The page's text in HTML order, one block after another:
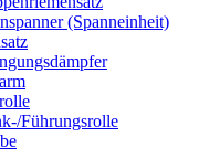
(Spanneinheit)
Führungsrolle